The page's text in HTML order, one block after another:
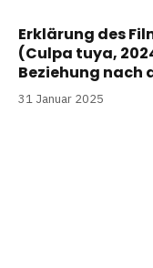
Erklärung des
(Culpa tuya,
Beziehung nach
31 Januar 2025